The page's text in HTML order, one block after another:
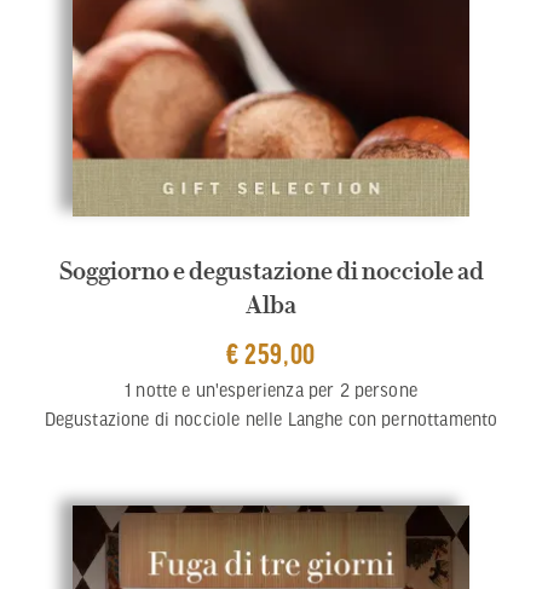
Soggiorno e degustazione di nocciole ad
Alba
€ 259,00
1 notte e un'esperienza per 2 persone
Degustazione di nocciole nelle Langhe con pernottamento